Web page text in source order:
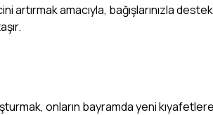
artırmak amacıyla, bağışlarınızla
onların bayramda yeni